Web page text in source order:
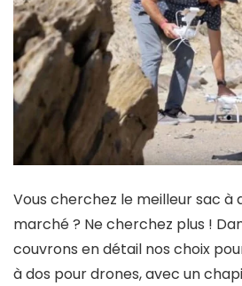
Vous cherchez le meilleur sac à
marché ? Ne cherchez plus !
couvrons en détail nos choix
à dos pour drones, avec un